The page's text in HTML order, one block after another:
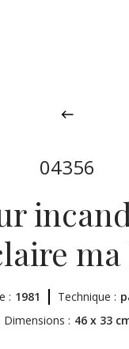
BIOGRAPHIE
THÈMES
L’OEUVRE
04356
: 1981 Technique :
Dimensions : 46 x 33